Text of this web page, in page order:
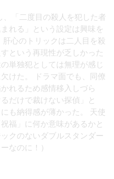
、「二度目の殺人を犯した者
れる」という設定は興味を
肝心のトリックは二人目を殺
という再現性が乏しかった
単独犯としては無理が感じ
けた。 ドラマ面でも、同僚
れるため感情移入しづら
だけで裁けない探偵」と
にも納得感が薄かった。 天使
福」に何か意味があるかと
クのないダブルスタンダー
なのに！）